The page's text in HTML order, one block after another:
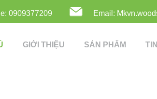
0909377209 Email:
GIỚI THIỆU SẢN PHẨM